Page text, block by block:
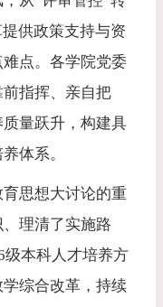
供政策支持与资
点。各学院党委
指挥、亲自把
量跃升，构建具
体系。
思想大讨论的重
理清了实施路
级本科人才培养方
综合改革，持续